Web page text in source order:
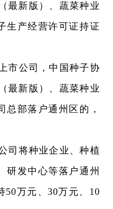
最新版）、蔬菜种业
生产经营许可证持证
市公司，中国种子协
最新版）、蔬菜种业
总部落户通州区的，
司将种业企业、种植
研发中心等落户通州
50万元、30万元、10